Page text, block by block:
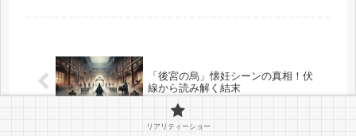
「後宮の烏」懐妊シーンの真相！伏
線から読み解く結末
リアリティーショー